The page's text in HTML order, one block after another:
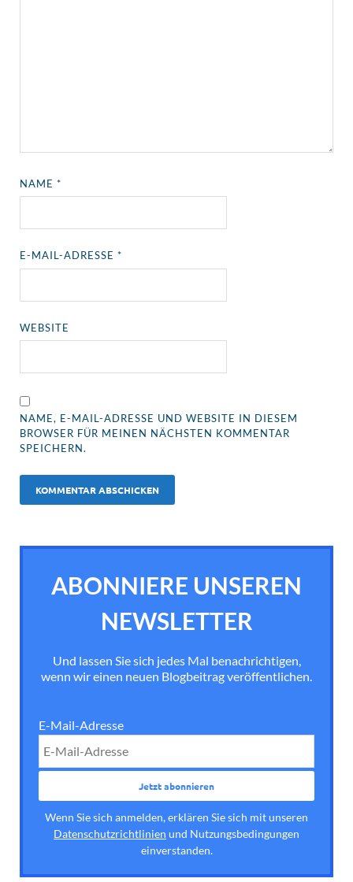
NAME*
E-MAIL-ADRESSE*
WEBSITE
NAME, E-MAIL-ADRESSE UND WEBSITE IN DIESEM
BROWSER FÜR MEINEN NÄCHSTEN KOMMENTAR
SPEICHERN.
ABONNIERE UNSEREN
NEWSLETTER
Und lassen Sie sich jedes Mal benachrichtigen,
wenn wir einen neuen Blogbeitrag veröffentlichen.
E-Mail-Adresse
Wenn Sie sich anmelden, erklären Sie sich mit unseren
Datenschutzrichtlinien und Nutzungsbedingungen
einverstanden.